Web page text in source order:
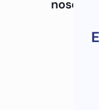
nosotros.